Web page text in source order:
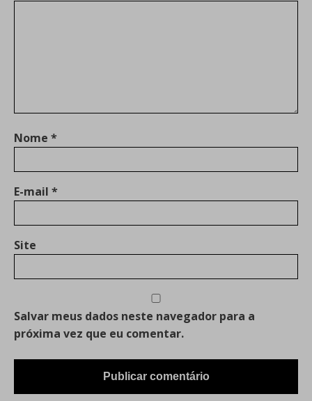
Nome *
E-mail *
Site
Salvar meus dados neste navegador para a
próxima vez que eu comentar.